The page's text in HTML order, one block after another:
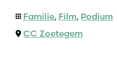
Familie, Film, Podium
CC Zoetegem